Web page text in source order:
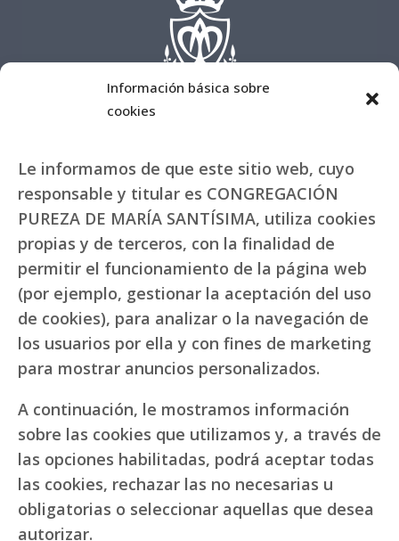
Información básica sobre
cookies
Le informamos de que este sitio web, cuyo
responsable y titular es CONGREGACIÓN
PUREZA DE MARÍA SANTÍSIMA, utiliza cookies
propias y de terceros, con la finalidad de
permitir el funcionamiento de la página web
(por ejemplo, gestionar la aceptación del uso
de cookies), para analizar o la navegación de
los usuarios por ella y con fines de marketing
para mostrar anuncios personalizados.
A continuación, le mostramos información
sobre las cookies que utilizamos y, a través de
las opciones habilitadas, podrá aceptar todas
las cookies, rechazar las no necesarias u
obligatorias o seleccionar aquellas que desea
autorizar.